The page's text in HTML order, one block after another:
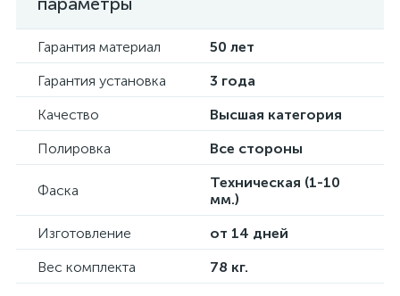
Гарантия материал
50 лет
Гарантия установка
3 года
Качество
Высшая категория
Полировка
Все стороны
Фаска
Техническая (1-10
мм.)
Изготовление
от 14 дней
Вес комплекта
78 кг.